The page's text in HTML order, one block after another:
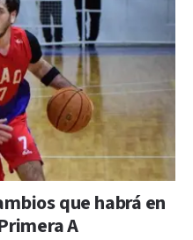
que habrá en
A